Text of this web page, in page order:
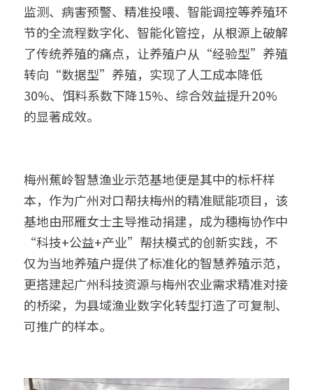
监测、病害预警、精准投喂、智能调控等养殖环
节的全流程数字化、智能化管控，从根源上破解
了传统养殖的痛点，让养殖户从“经验型”养殖
转向“数据型”养殖，实现了人工成本降低
30%、饵料系数下降15%、综合效益提升20%
的显著成效。
梅州蕉岭智慧渔业示范基地便是其中的标杆样
本，作为广州对口帮扶梅州的精准赋能项目，该
基地由邢雁女士主导推动捐建，成为穗梅协作中
“科技+公益+产业”帮扶模式的创新实践，不
仅为当地养殖户提供了标准化的智慧养殖示范，
更搭建起广州科技资源与梅州农业需求精准对接
的桥梁，为县域渔业数字化转型打造了可复制、
可推广的样本。